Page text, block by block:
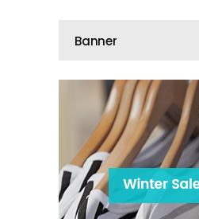
Banner